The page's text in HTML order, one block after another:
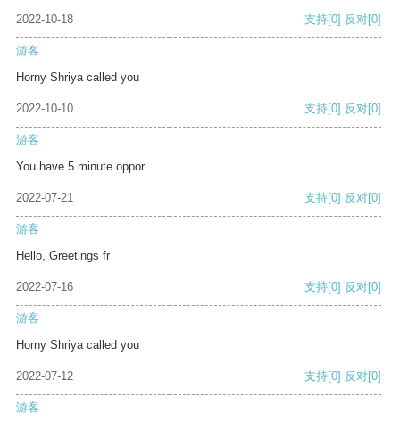
2022-10-18 支持[0] 反对[0]
游客
Horny Shriya called you
2022-10-10 支持[0] 反对[0]
游客
You have 5 minute oppor
2022-07-21 支持[0] 反对[0]
游客
Hello, Greetings fr
2022-07-16 支持[0] 反对[0]
游客
Horny Shriya called you
2022-07-12 支持[0] 反对[0]
游客